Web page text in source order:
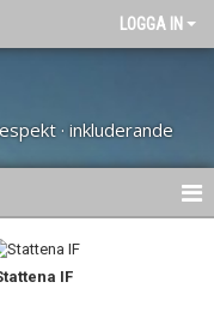
LOGGA IN
· inkluderande
IF